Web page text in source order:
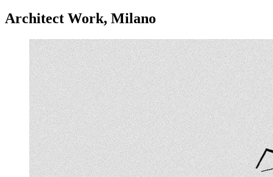
Architect Work, Milano